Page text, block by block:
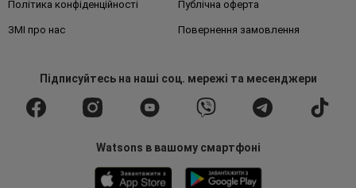
Політика конфіденційності Публічна оферта
ЗМІ про нас Повернення замовлення
Підписуйтесьна наші соц. мережі та месенджери
Watsons в вашому смартфоні